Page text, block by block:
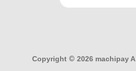
Copyright © 2026 machipay